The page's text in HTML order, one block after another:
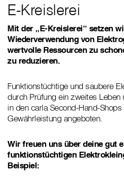
E-Kreislerei
Mit der „E-Kreislerei“ setzen
Wiederverwendung von
wertvolle Ressourcen zu
zu reduzieren.
Funktionstüchtige und saubere
durch Prüfung ein zweites
in den carla Second-Hand-
Gewährleistung angeboten.
Wir freuen uns über deine gut
funktionstüchtigen
Beispiel: